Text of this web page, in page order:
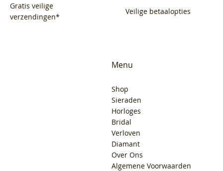
Gratis veilige
verzendingen*
Veilige betaalopties
Menu
Shop
Sieraden
Horloges
Bridal
Verloven
Diamant
Over Ons
Algemene Voorwaarden